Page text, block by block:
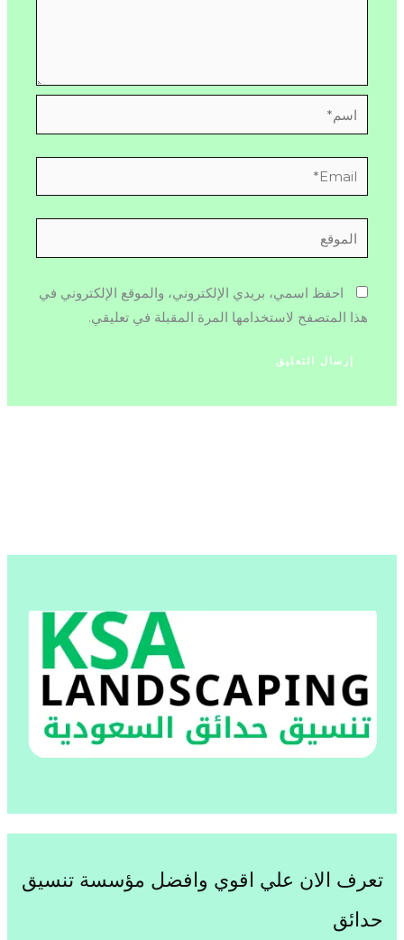
اسم*
Email*
الموقع
احفظ اسمي، بريدي الإلكتروني، والموقع الإلكتروني في
هذا المتصفح لاستخدامها المرة المقبلة في تعليقي.
تعرف الان علي اقوي وافضل مؤسسة تنسيق
حدائق